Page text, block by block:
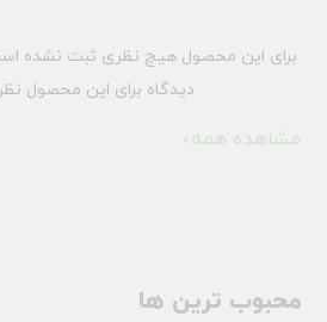
برای این محصول هیچ نظری ثبت نشده
دیدگاه برای این محصول
مشاهده همه
محبوب ترین ها